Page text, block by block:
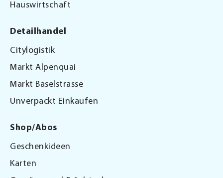
Hauswirtschaft
Detailhandel
Citylogistik
Markt Alpenquai
Markt Baselstrasse
Unverpackt Einkaufen
Shop/Abos
Geschenkideen
Karten